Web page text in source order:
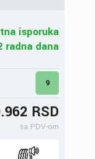
isporuka
radna dana
9
RSD
sa PDV-om